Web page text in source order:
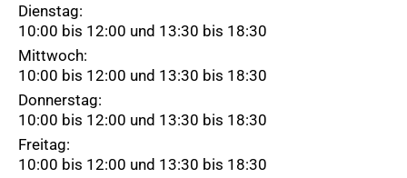
Dienstag:
10:00 bis 12:00 und 13:30 bis 18:30
Mittwoch:
10:00 bis 12:00 und 13:30 bis 18:30
Donnerstag:
10:00 bis 12:00 und 13:30 bis 18:30
Freitag:
10:00 bis 12:00 und 13:30 bis 18:30